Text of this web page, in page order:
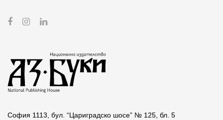
София 1113, бул. “Цариградско шосе” № 125, бл. 5